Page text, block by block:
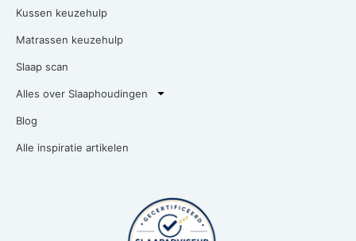
Kussen keuzehulp
Matrassen keuzehulp
Slaap scan
Alles over Slaaphoudingen
Blog
Alle inspiratie artikelen